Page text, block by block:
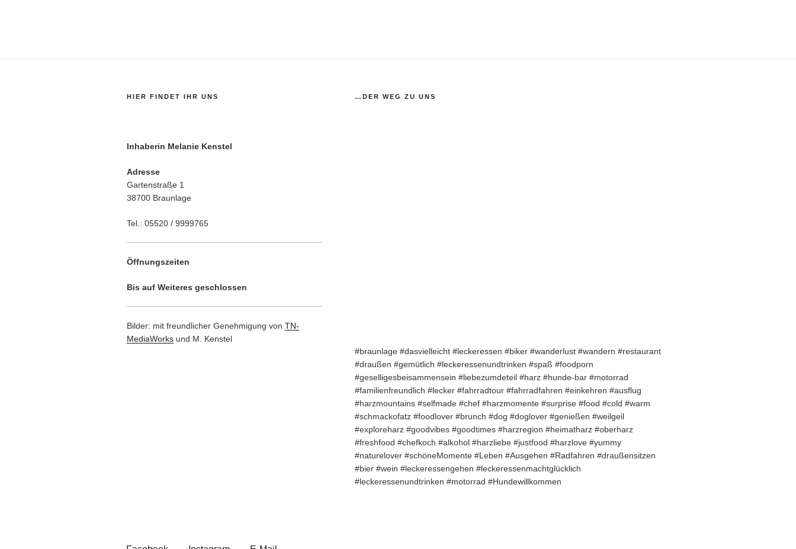
HIER FINDET IHR UNS
Inhaberin Melanie Kenstel
Adresse
Gartenstraße 1
38700 Braunlage
Tel.: 05520 / 9999765
Öffnungszeiten
Bis auf Weiteres geschlossen
Bilder: mit freundlicher Genehmigung von TN-
MediaWorks und M. Kenstel
…DER WEG ZU UNS
#braunlage #dasvielleicht #leckeressen #biker #wanderlust #wandern #restaurant
#draußen #gemütlich #leckeressenundtrinken #spaß #foodporn
#geselligesbeisammensein #liebezumdeteil #harz #hunde-bar #motorrad
#familienfreundlich #lecker #fahrradtour #fahrradfahren #einkehren #ausflug
#harzmountains #selfmade #chef #harzmomente #surprise #food #cold #warm
#schmackofatz #foodlover #brunch #dog #doglover #genießen #weilgeil
#exploreharz #goodvibes #goodtimes #harzregion #heimatharz #oberharz
#freshfood #chefkoch #alkohol #harzliebe #justfood #harzlove #yummy
#naturelover #schöneMomente #Leben #Ausgehen #Radfahren #draußensitzen
#bier #wein #leckeressengehen #leckeressenmachtglücklich
#leckeressenundtrinken #motorrad #Hundewillkommen